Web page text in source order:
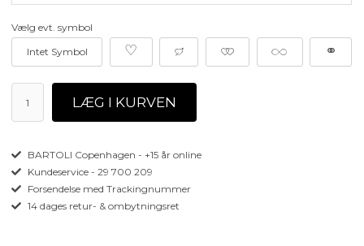
Vælg evt. symbol
Intet Symbol
♡ ≥ ≠ ∞ ⚭
BARTOLI Copenhagen - +15 år online
Kundeservice - 29 700 209
Forsendelse med Trackingnummer
14 dages retur- & ombytningsret